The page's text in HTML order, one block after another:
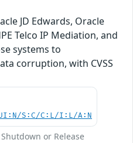
JD Edwards, Oracle
Telco IP Mediation, and
systems to
corruption, with CVSS
UI:N/S:C/C:L/I:L/A:N
or Release